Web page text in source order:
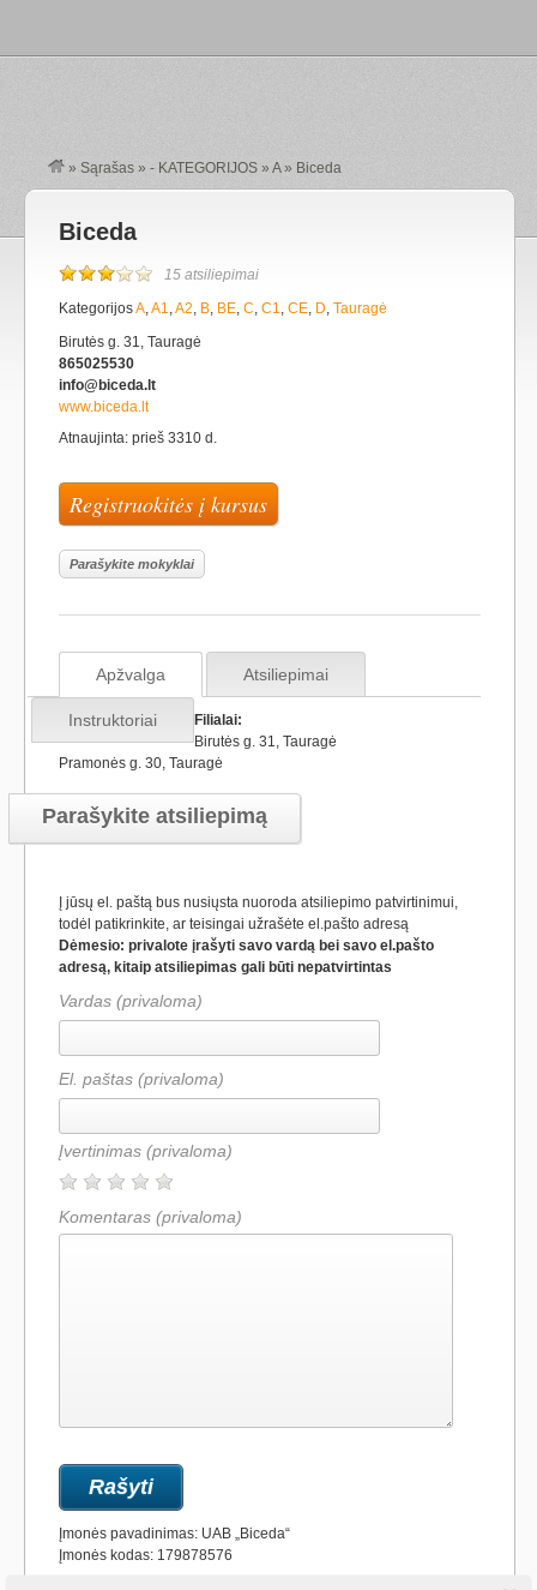
» Sąrašas » - KATEGORIJOS » A » Biceda
Biceda
15 atsiliepimai
KategorijosA,A1,A2, B, BE, C, C1, CE, D, Tauragė
Birutės g. 31, Tauragė
865025530
info@biceda.lt
www.biceda.lt
Atnaujinta: prieš 3310 d.
Registruokitės į kursus
Parašykite mokyklai
Apžvalga Atsiliepimai
Instruktoriai
Filialai:
Birutės g. 31, Tauragė
Pramonės g. 30, Tauragė
Parašykite atsiliepimą
Į jūsų el. paštą bus nusiųsta nuoroda atsiliepimo patvirtinimui,
todėl patikrinkite, ar teisingai užrašėte el.pašto adresą
Dėmesio: privalote įrašyti savo vardą bei savo el.pašto
adresą, kitaip atsiliepimas gali būti nepatvirtintas
Vardas (privaloma)
El. paštas (privaloma)
Įvertinimas (privaloma)
Komentaras (privaloma)
Įmonės pavadinimas: UAB „Biceda“
Įmonės kodas: 179878576